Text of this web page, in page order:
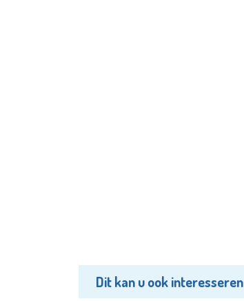
Dit kan u ook interesseren